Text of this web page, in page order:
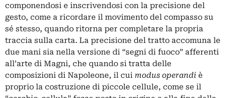
componendosi e inscrivendosi con la precisione del
gesto, come a ricordare il movimento del compasso su
sé stesso, quando ritorna per completare la propria
traccia sulla carta. La precisione del tratto accomuna le
due mani sia nella versione di “segni di fuoco” afferenti
all’arte di Magni, che quando si tratta delle
composizioni di Napoleone, il cui modus operandi è
proprio la costruzione di piccole cellule, come se il